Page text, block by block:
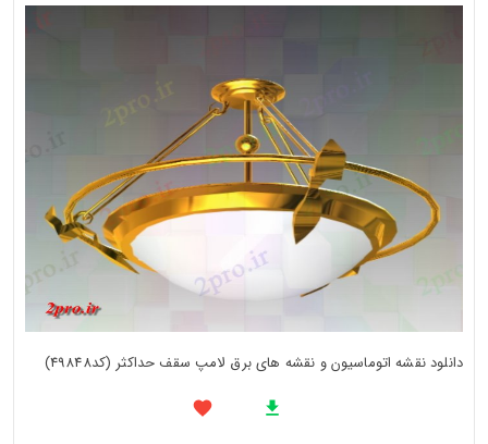
دانلود نقشه اتوماسیون و نقشه های برق لامپ سقف حداکثر (کد49848)